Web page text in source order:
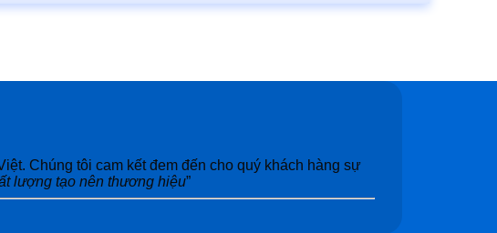
Chúng tôi cam kết đem đến cho quý khách hàng sự
lượng tạo nên thương hiệu”